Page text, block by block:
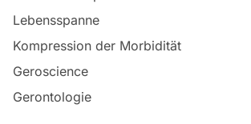
Lebensspanne
Kompression der Morbidität
Geroscience
Gerontologie